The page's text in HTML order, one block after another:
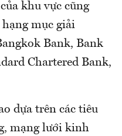
khu vực cũng
mục giải
Bank, Bank
Chartered Bank,
dựa trên các tiêu
mạng lưới kinh